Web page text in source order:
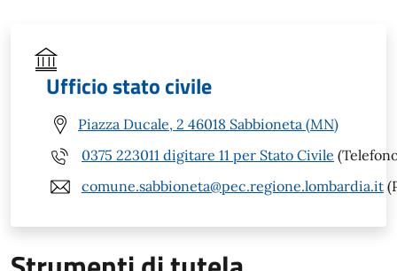
Ufficio stato civile
Piazza Ducale, 2 46018 Sabbioneta (MN)
0375 223011 digitare 11 per Stato Civile
comune.sabbioneta@pec.regione.lombardia.it